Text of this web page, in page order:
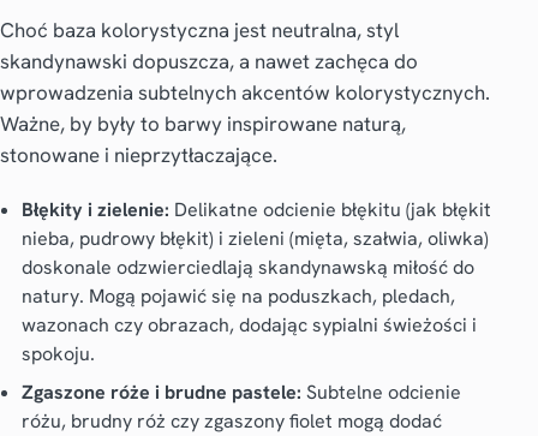
Choć baza kolorystyczna jest neutralna, styl
skandynawski dopuszcza, a nawet zachęca do
wprowadzenia subtelnych akcentów kolorystycznych.
Ważne, by były to barwy inspirowane naturą,
stonowane i nieprzytłaczające.
Błękity i zielenie: Delikatne odcienie błękitu (jak błękit
nieba, pudrowy błękit) i zieleni (mięta, szałwia, oliwka)
doskonale odzwierciedlają skandynawską miłość do
natury. Mogą pojawić się na poduszkach, pledach,
wazonach czy obrazach, dodając sypialni świeżości i
spokoju.
Zgaszone róże i brudne pastele: Subtelne odcienie
różu, brudny róż czy zgaszony fiolet mogą dodać